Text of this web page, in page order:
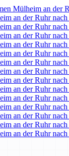
Mülheim an der
an der Ruhr
an der Ruhr
an der Ruhr
an der Ruhr
an der Ruhr
an der Ruhr nach
an der Ruhr
an der Ruhr
an der Ruhr
an der Ruhr nach
an der Ruhr nach
an der Ruhr
an der Ruhr
an der Ruhr nach